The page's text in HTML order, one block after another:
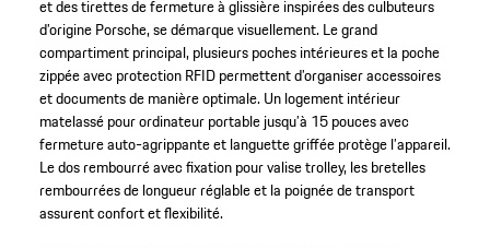
et des tirettes de fermeture à glissière inspirées des culbuteurs
d’origine Porsche, se démarque visuellement. Le grand
compartiment principal, plusieurs poches intérieures et la poche
zippée avec protection RFID permettent d’organiser accessoires
et documents de manière optimale. Un logement intérieur
matelassé pour ordinateur portable jusqu’à 15 pouces avec
fermeture auto-agrippante et languette griffée protège l’appareil.
Le dos rembourré avec fixation pour valise trolley, les bretelles
rembourrées de longueur réglable et la poignée de transport
assurent confort et flexibilité.